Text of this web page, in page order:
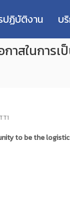
ปฏิบัติงาน บ
กาสในการ
to be the